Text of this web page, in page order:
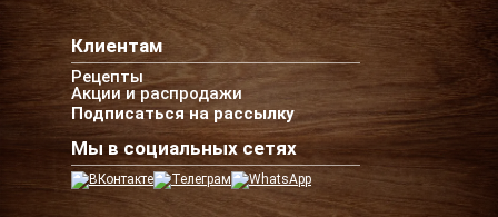
Клиентам
Рецепты
Акции и распродажи
Подписаться на рассылку
Мы в социальных сетях